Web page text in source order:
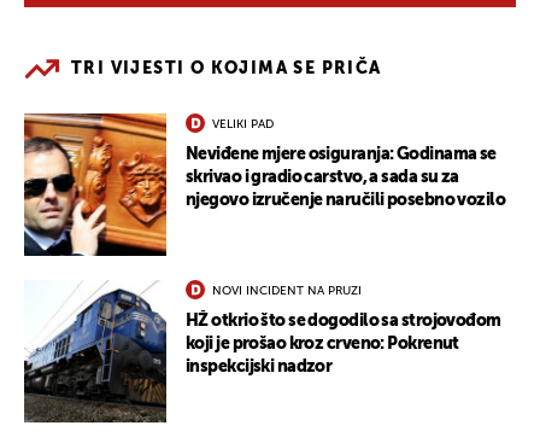
TRI VIJESTI O KOJIMA SE PRIČA
VELIKI PAD
Neviđene mjere osiguranja: Godinama se
skrivao i gradio carstvo, a sada su za
njegovo izručenje naručili posebno vozilo
NOVI INCIDENT NA PRUZI
HŽ otkrio što se dogodilo sa strojovođom
koji je prošao kroz crveno: Pokrenut
inspekcijski nadzor